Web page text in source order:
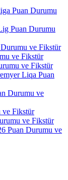
Puan Durumu
Puan Durumu
ve Fikstür
ve Fikstür
ve Fikstür
Liqa Puan
Durumu ve
ve Fikstür
ve Fikstür
Puan Durumu ve